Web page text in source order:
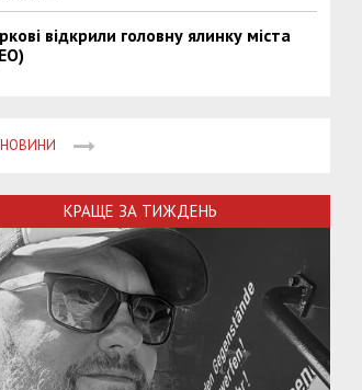
відкрили головну ялинку міста
НОВИНИ
КРАЩЕ ЗА ТИЖДЕНЬ